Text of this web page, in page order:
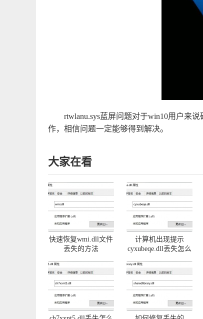
rtwlanu.sys蓝屏问题对于win10用户来
作，相信问题一定能够得到解决。
大家在看
快速恢复wmi.dll文件
丢失的方法
计算机出现提示
cyxubeqe.dll丢失怎么